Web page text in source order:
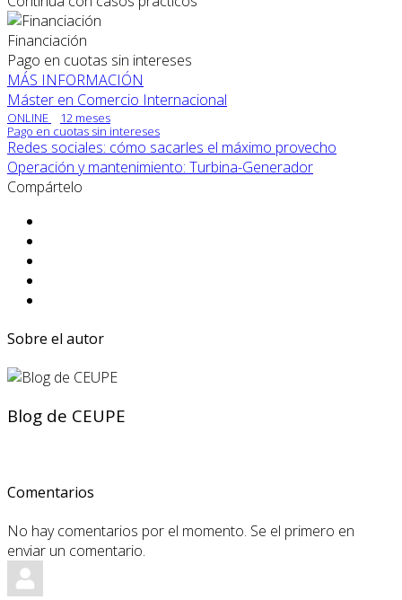
Financiación
Pago en cuotas sin intereses
MÁS INFORMACIÓN
Máster en Comercio Internacional
ONLINE
12 meses
Pago en cuotas sin intereses
Redes sociales: cómo sacarles el máximo provecho
Operación y mantenimiento: Turbina-Generador
Compártelo
Sobre el autor
Blog de CEUPE
Comentarios
No hay comentarios por el momento. Se el primero en
enviar un comentario.